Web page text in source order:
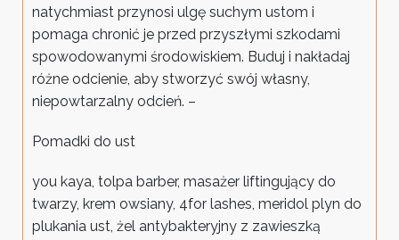
natychmiast przynosi ulgę suchym ustom i
pomaga chronić je przed przyszłymi szkodami
spowodowanymi środowiskiem. Buduj i nakładaj
różne odcienie, aby stworzyć swój własny,
niepowtarzalny odcień. –
Pomadki do ust
you kaya, tolpa barber, masażer liftingujący do
twarzy, krem owsiany, 4for lashes, meridol plyn do
plukania ust, żel antybakteryjny z zawieszką